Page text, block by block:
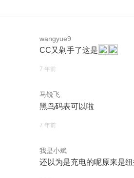
wangyue9
CC又剁手了这是
7 年前
马锐飞
黑鸟码表可以啦
7 年前
我是小斌
还以为是充电的呢原来是